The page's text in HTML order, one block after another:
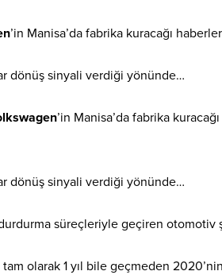
’in Manisa’da fabrika kuracağı
dönüş sinyali verdiği yönünde…
’in Manisa’da fabrika
dönüş sinyali verdiği yönünde…
süreçleriyle geçiren otomotiv
tam olarak 1 yıl bile geçmeden